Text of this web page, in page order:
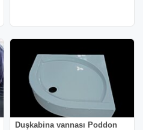
Duşkabina vannası Poddon